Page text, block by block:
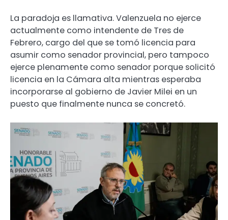
La paradoja es llamativa. Valenzuela no ejerce
actualmente como intendente de Tres de
Febrero, cargo del que se tomó licencia para
asumir como senador provincial, pero tampoco
ejerce plenamente como senador porque solicitó
licencia en la Cámara alta mientras esperaba
incorporarse al gobierno de Javier Milei en un
puesto que finalmente nunca se concretó.